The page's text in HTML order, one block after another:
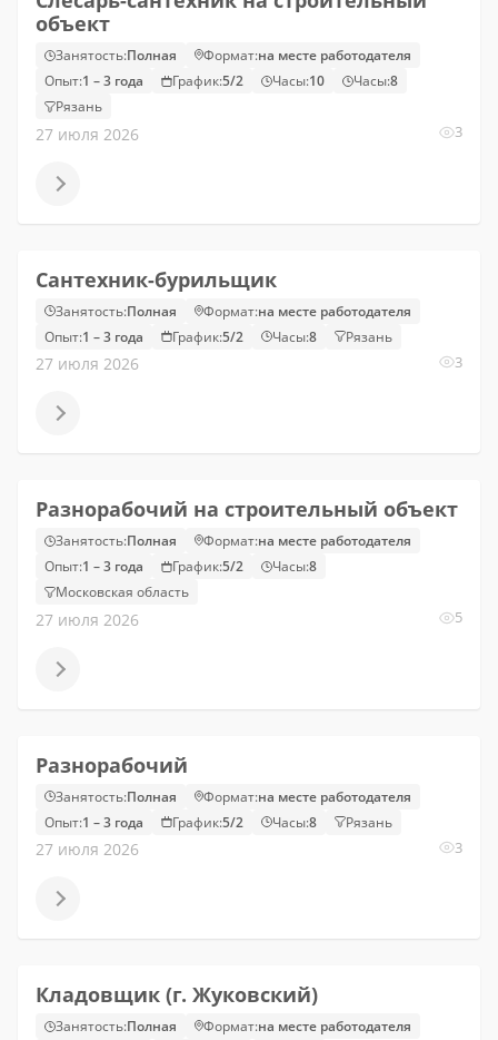
объект
Занятость:Полная Формат:на месте работодателя
Опыт:1 – 3 года График:5/2 Часы:10 Часы:8
Рязань
27 июля 2026 3
Сантехник-бурильщик
Занятость:Полная Формат:на месте работодателя
Опыт:1 – 3 года График:5/2 Часы:8 Рязань
27 июля 2026 3
Разнорабочий на строительный объект
Занятость:Полная Формат:на месте работодателя
Опыт:1 – 3 года График:5/2 Часы:8
Московская область
27 июля 2026 5
Разнорабочий
Занятость:Полная Формат:на месте работодателя
Опыт:1 – 3 года График:5/2 Часы:8 Рязань
27 июля 2026 3
Кладовщик (г. Жуковский)
Занятость:Полная Формат:на месте работодателя